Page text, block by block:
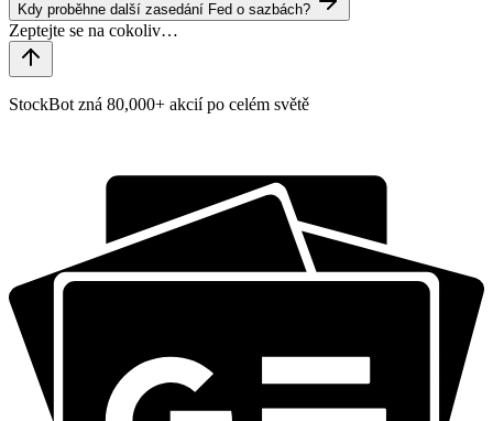
Kdy proběhne další zasedání Fed o sazbách?
StockBot zná 80,000+ akcií po celém světě